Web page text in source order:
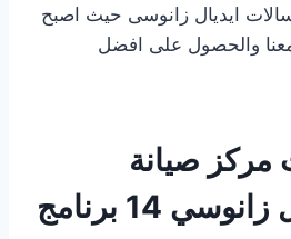
ايديال زانوسى حيث اصبح
معنا والحصول على افضل
مركز صيانة
14 برنامج